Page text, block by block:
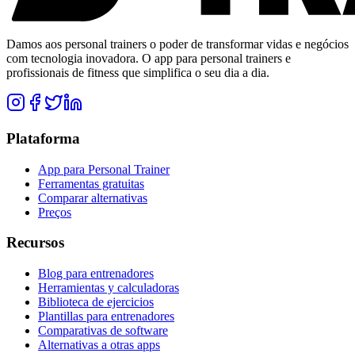
Damos aos personal trainers o poder de transformar vidas e negócios
com tecnologia inovadora. O app para personal trainers e
profissionais de fitness que simplifica o seu dia a dia.
Plataforma
App para Personal Trainer
Ferramentas gratuitas
Comparar alternativas
Preços
Recursos
Blog para entrenadores
Herramientas y calculadoras
Biblioteca de ejercicios
Plantillas para entrenadores
Comparativas de software
Alternativas a otras apps